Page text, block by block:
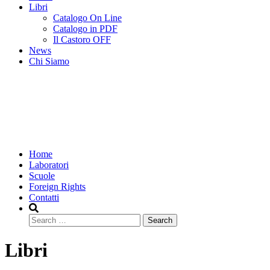
Libri
Catalogo On Line
Catalogo in PDF
Il Castoro OFF
News
Chi Siamo
Home
Laboratori
Scuole
Foreign Rights
Contatti
Search
Libri